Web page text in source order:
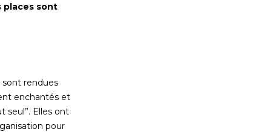
places sont
sont rendues
enchantés et
seul”. Elles ont
pour